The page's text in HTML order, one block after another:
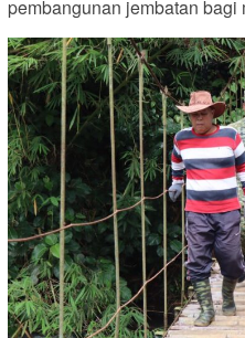
pembangunan jembatan bagi